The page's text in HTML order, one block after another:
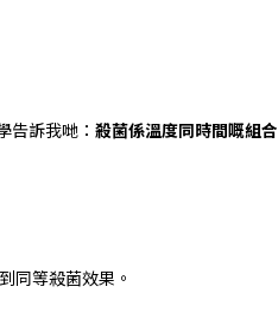
告訴我哋： 殺菌係溫度同時間嘅組合
同等殺菌效果。